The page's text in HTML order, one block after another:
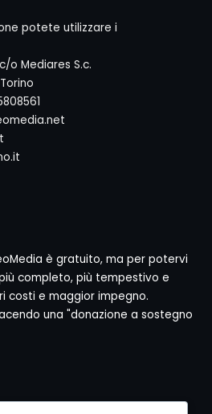
potete utilizzare i
o Mediares S.c.
è gratuito, ma per potervi
completo, più tempestivo e
costi e maggior impegno.
una "donazione a sostegno